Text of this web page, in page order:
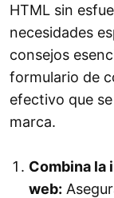
HTML sin
necesidades
consejos
formulario de
efectivo que
marca.
Combina la
web: